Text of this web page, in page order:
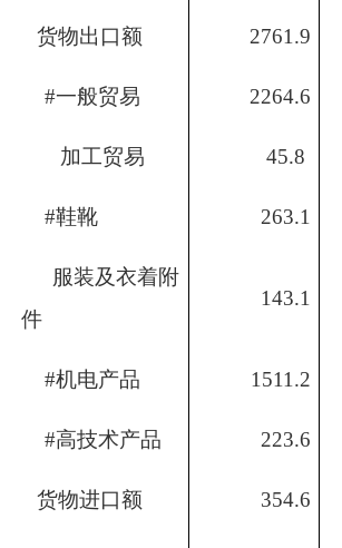
货物出口额 2761.9
#一般贸易 2264.6
加工贸易 45.8
#鞋靴 263.1
服装及衣着附
件
143.1
#机电产品 1511.2
#高技术产品 223.6
货物进口额 354.6